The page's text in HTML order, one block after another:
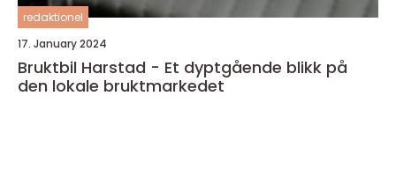
redaktionel
17. January 2024
Bruktbil Harstad - Et dyptgående blikk på
den lokale bruktmarkedet